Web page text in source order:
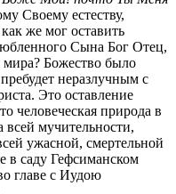
Своему естеству,
же мог оставить
Сына Бог Отец,
Божество было
неразлучным с
Это оставление
человеческая природа в
всей мучительности,
ужасной, смертельной
в саду Гефсиманском
главе с Иудою